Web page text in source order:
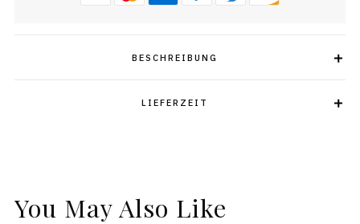
BESCHREIBUNG
LIEFERZEIT
You May Also Like